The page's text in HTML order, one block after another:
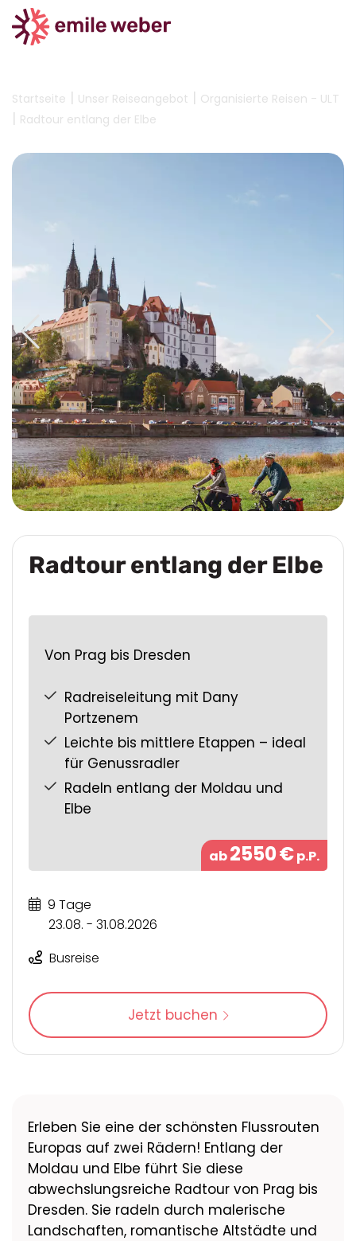
Startseite | Unser Reiseangebot | Organisierte Reisen - ULT
| Radtour entlang der Elbe
Radtour entlang der Elbe
Von Prag bis Dresden
Radreiseleitung mit Dany
Portzenem
Leichte bis mittlere Etappen – ideal
für Genussradler
Radeln entlang der Moldau und
Elbe
ab2550€p.P.
9 Tage
23.08. - 31.08.2026
Busreise
Jetzt buchen
Erleben Sie eine der schönsten Flussrouten
Europas auf zwei Rädern! Entlang der
Moldau und Elbe führt Sie diese
abwechslungsreiche Radtour von Prag bis
Dresden. Sie radeln durch malerische
Landschaften, romantische Altstädte und